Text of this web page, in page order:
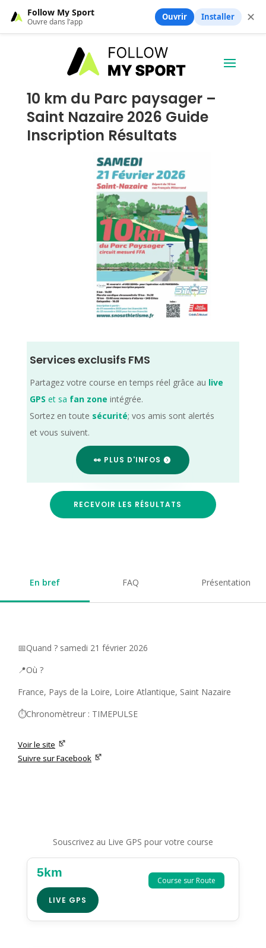
10 km du Parc paysager –
Saint Nazaire 2026 Guide
Inscription Résultats
Services exclusifs FMS
Partagez votre course en temps réel grâce au live
GPS et sa fan zone intégrée.
Sortez en toute sécurité; vos amis sont alertés
et vous suivent.
👀 PLUS D'INFOS
RECEVOIR LES RÉSULTATS
En bref FAQ Présentation
📅Quand ? samedi 21 février 2026
📍Où ?
France, Pays de la Loire, Loire Atlantique, Saint Nazaire
⏱️Chronomètreur : TIMEPULSE
Voir le site
Suivre sur Facebook
Souscrivez au Live GPS pour votre course
Course sur Route
5km
LIVE GPS
Follow My Sport
Ouvre dans l’app Ouvrir Installer ✕